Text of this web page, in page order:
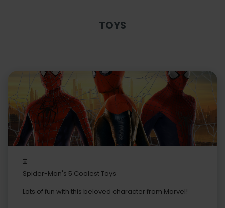
TOYS
Spider-Man's 5 Coolest Toys
Lots of fun with this beloved character from Marvel!